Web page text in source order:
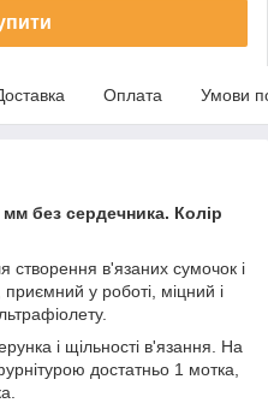
Оплата Умови
без сердечника. Колір
створення в'язаних сумочок і
у роботі, міцний і
і щільності в'язання. На
достатньо 1 мотка,